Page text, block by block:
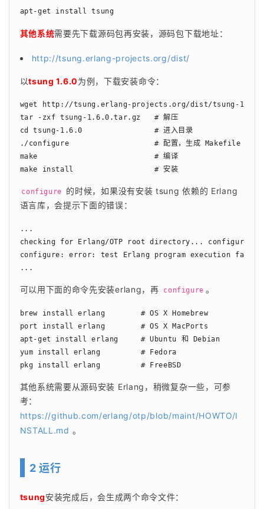
apt-get install tsung
其他系统需要先下载源码包再安装，源码包下载地址：
http://tsung.erlang-projects.org/dist/
以tsung 1.6.0为例，下载安装命令：
wget http://tsung.erlang-projects.org/dist/tsung-
tar -zxf tsung-1.6.0.tar.gz   # 解压
cd tsung-1.6.0                # 进入目录
./configure                   # 配置，生成 Makefile 文件
make                          # 编译
make install                  # 安装
configure
的时候，如果没有安装 tsung 依赖的 Erlang
语言库，会提示下面的错误：
...
checking for Erlang/OTP root directory...
configure: error: test Erlang program execution failed
...
可以用下面的命令先安装erlang，再 configure 。
brew install erlang        # OS X Homebrew
port install erlang        # OS X MacPorts
apt-get install erlang     # Ubuntu 和 Debian
yum install erlang         # Fedora
pkg install erlang         # FreeBSD
其他系统需要从源码安装 Erlang，稍微复杂一些，可参
考：
https://github.com/erlang/otp/blob/maint/HOWTO/I
NSTALL.md 。
2 运行
tsung安装完成后，会生成两个命令文件：